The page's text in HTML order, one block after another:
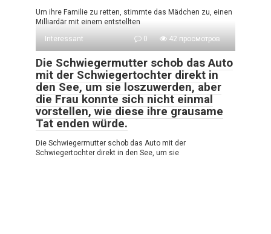
Um ihre Familie zu retten, stimmte das Mädchen zu, einen
Milliardär mit einem entstellten
Interessant
0 42 просмотров
Die Schwiegermutter schob das Auto
mit der Schwiegertochter direkt in
den See, um sie loszuwerden, aber
die Frau konnte sich nicht einmal
vorstellen, wie diese ihre grausame
Tat enden würde.
Die Schwiegermutter schob das Auto mit der
Schwiegertochter direkt in den See, um sie